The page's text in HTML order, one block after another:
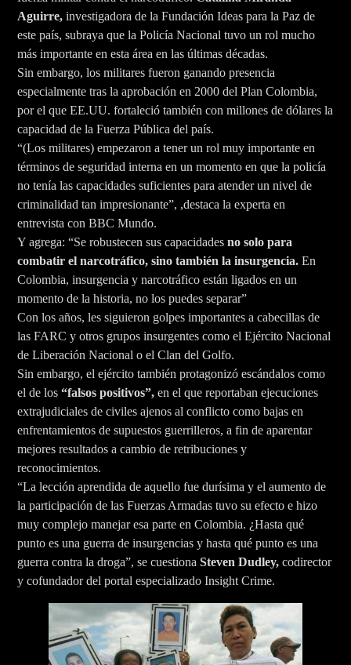
Aguirre, investigadora de la Fundación Ideas para la Paz de
este país, subraya que la Policía Nacional tuvo un rol mucho
más importante en esta área en las últimas décadas.
Sin embargo, los militares fueron ganando presencia
especialmente tras la aprobación en 2000 del Plan Colombia,
por el que EE.UU. fortaleció también con millones de dólares la
capacidad de la Fuerza Pública del país.
“(Los militares) empezaron a tener un rol muy importante en
términos de seguridad interna en un momento en que la policía
no tenía las capacidades suficientes para atender un nivel de
criminalidad tan impresionante”, ,destaca la experta en
entrevista con BBC Mundo.
Y agrega: “Se robustecen sus capacidadesno solo para
combatir el narcotráfico, sino también la insurgencia.En
Colombia, insurgencia y narcotráfico están ligados en un
momento de la historia, no los puedes separar”
Con los años, les siguieron golpes importantes a cabecillas de
las FARC y otros grupos insurgentes como el Ejército Nacional
de Liberación Nacional o el Clan del Golfo.
Sin embargo, el ejército también protagonizó escándalos como
el de los“falsos positivos”, en el que reportaban ejecuciones
extrajudiciales de civiles ajenos al conflicto como bajas en
enfrentamientos de supuestos guerrilleros, a fin de aparentar
mejores resultados a cambio de retribuciones y
reconocimientos.
“La lección aprendida de aquello fue durísima y el aumento de
la participación de las Fuerzas Armadas tuvo su efecto e hizo
muy complejo manejar esa parte en Colombia. ¿Hasta qué
punto es una guerra de insurgencias y hasta qué punto es una
guerra contra la droga”, se cuestionaSteven Dudley,codirector
y cofundador del portal especializado Insight Crime.